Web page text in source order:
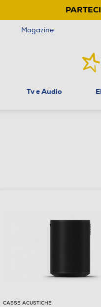
Magazine
Tv e Audio
CASSE ACUSTICHE